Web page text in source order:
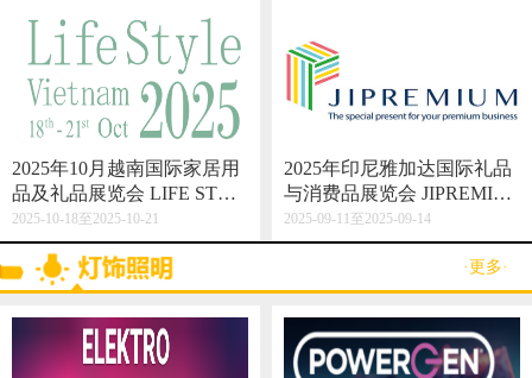
2025年10月越南国际家居用
品及礼品展览会 LIFE STYL
E VIETNAM 2025
2025-10-18至2025-10-21
2025年印尼雅加达国际礼品
与消费品展览会 JIPREMIU
M
2025-09-11至2025-09-14
·更多·